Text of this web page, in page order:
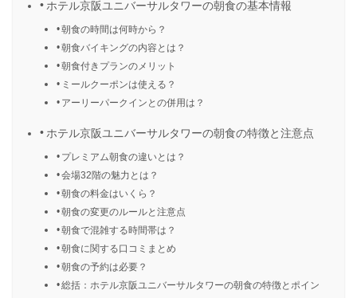
ホテル京阪ユニバーサルタワーの朝食の基本情報
朝食の時間は何時から？
朝食バイキングの内容とは？
朝食付きプランのメリット
ミールクーポンは使える？
アーリーパークインとの併用は？
ホテル京阪ユニバーサルタワーの朝食の特徴と注意点
プレミアム朝食の違いとは？
会場32階の魅力とは？
朝食の料金はいくら？
朝食の変更のルールと注意点
朝食で混雑する時間帯は？
朝食に関する口コミまとめ
朝食の予約は必要？
総括：ホテル京阪ユニバーサルタワーの朝食の特徴とポイン